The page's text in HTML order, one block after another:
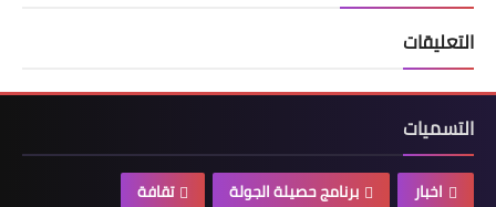
التعليقات
التسميات
اخبار برنامج حصيلة الجولة
تقافة